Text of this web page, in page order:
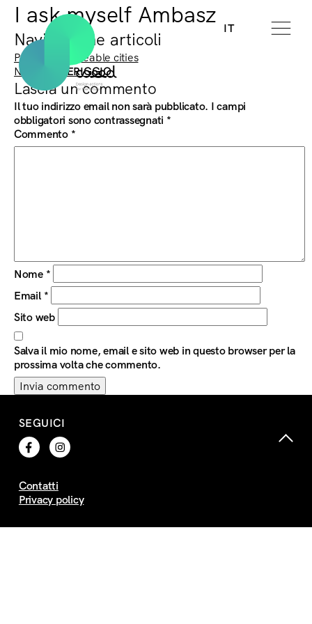
IT
I ask myself Ambasz
Navigazione articoli
Previous:
Senseable cities
Next:
POMERIGGIO
Lascia un commento
Il tuo indirizzo email non sarà pubblicato. I campi
obbligatori sono contrassegnati *
Commento *
Nome *
Email *
Sito web
Salva il mio nome, email e sito web in questo browser per la
prossima volta che commento.
SEGUICI
Contatti
Privacy policy